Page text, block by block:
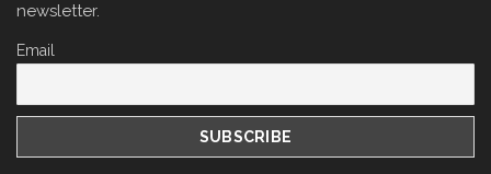
newsletter.
Email